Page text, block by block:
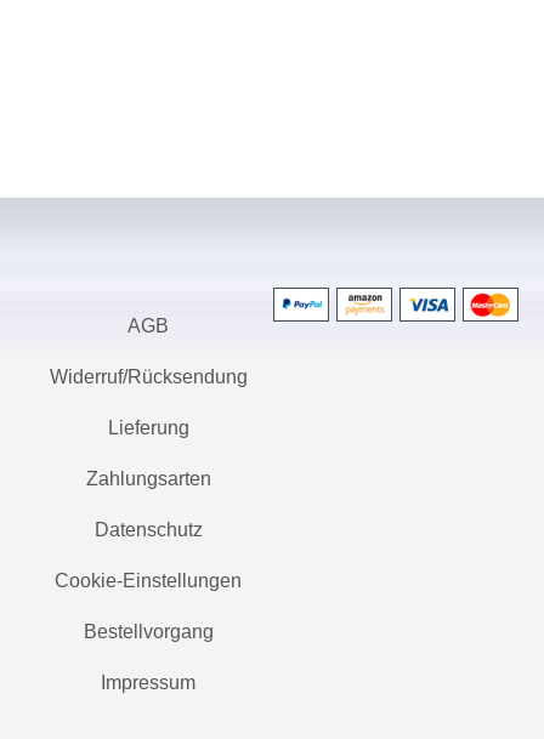
AGB
Widerruf/Rücksendung
Lieferung
Zahlungsarten
Datenschutz
Cookie-Einstellungen
Bestellvorgang
Impressum